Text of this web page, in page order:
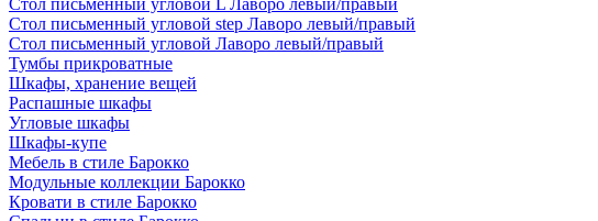
Стол письменный угловой L Лаворо левый/правый
Стол письменный угловой step Лаворо левый/правый
Стол письменный угловой Лаворо левый/правый
Тумбы прикроватные
Шкафы, хранение вещей
Распашные шкафы
Угловые шкафы
Шкафы-купе
Мебель в стиле Барокко
Модульные коллекции Барокко
Кровати в стиле Барокко